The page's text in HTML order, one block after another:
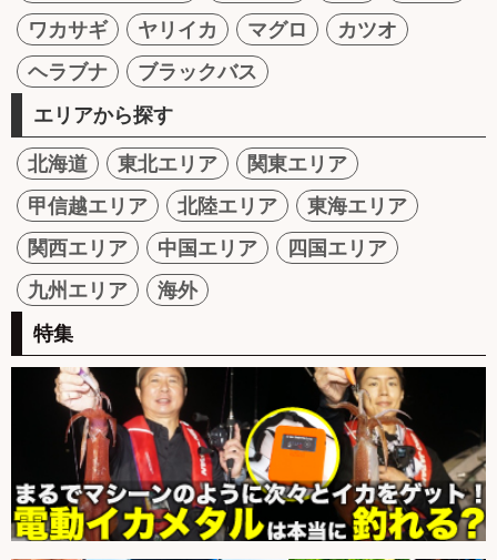
ワカサギ
ヤリイカ マグロ
カツオ
ヘラブナ
ブラックバス
エリアから探す
北海道 東北エリア
関東エリア
甲信越エリア
北陸エリア
東海エリア
関西エリア
中国エリア
四国エリア
九州エリア
海外
特集